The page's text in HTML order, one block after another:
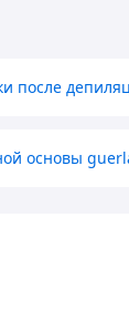
после
основы